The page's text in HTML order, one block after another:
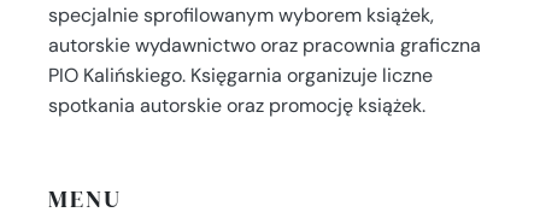
specjalnie sprofilowanym wyborem książek,
autorskie wydawnictwo oraz pracownia graficzna
PIO Kalińskiego. Księgarnia organizuje liczne
spotkania autorskie oraz promocję książek.
MENU